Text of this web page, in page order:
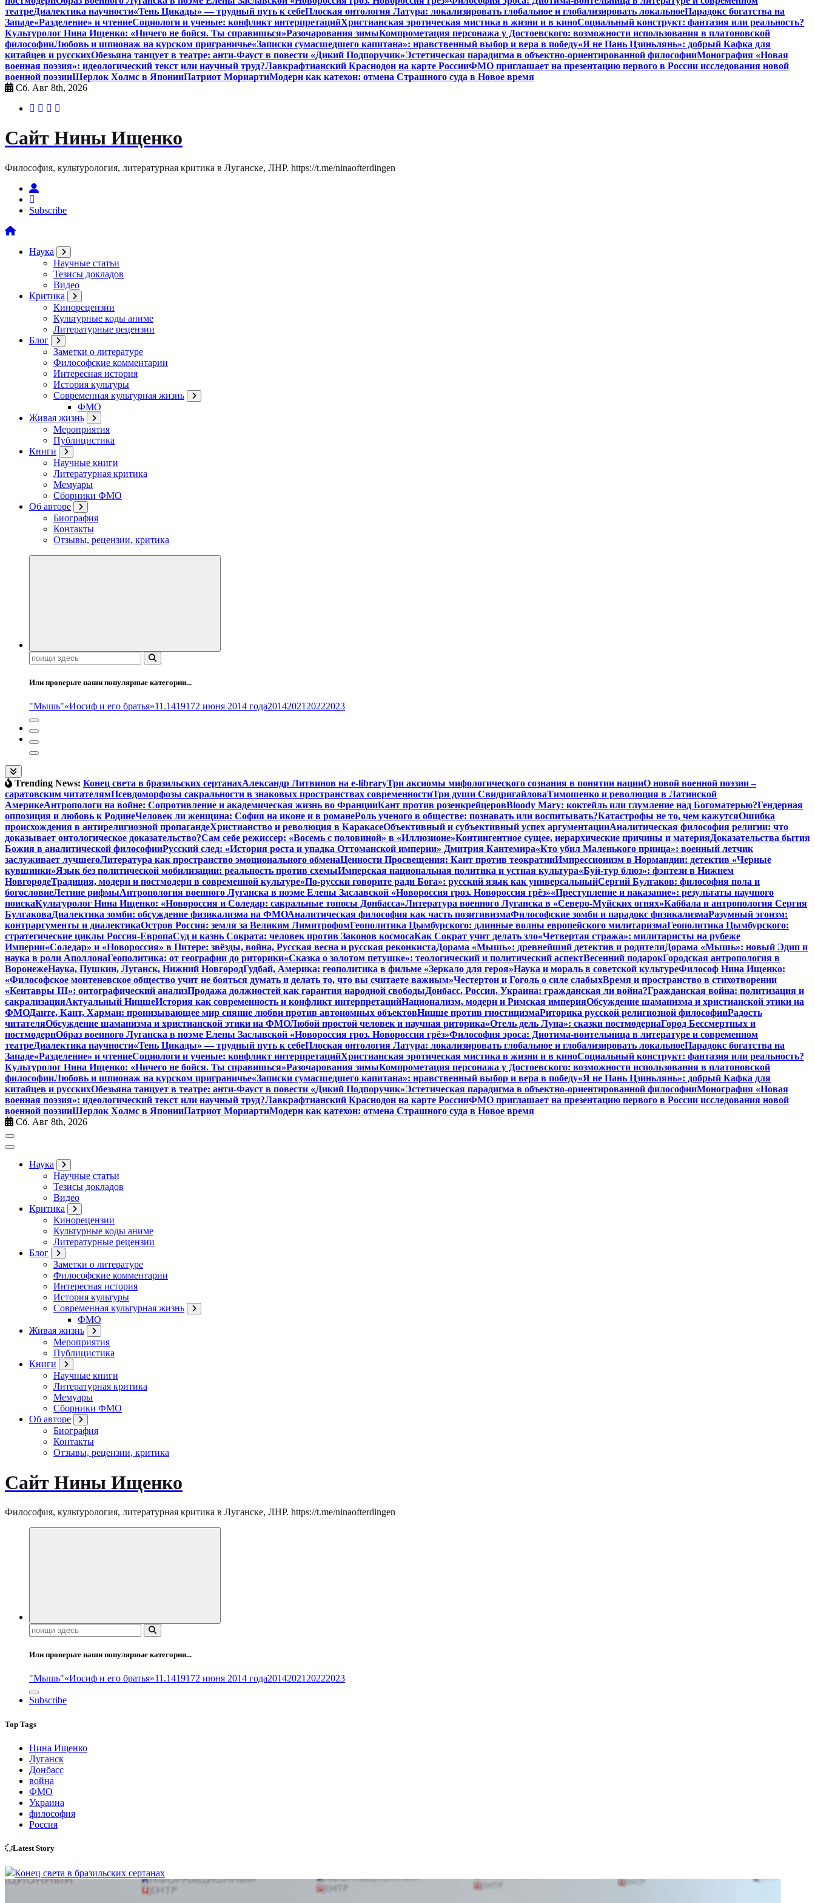
театреДиалектика научности«Тень Цикады» — трудный путь к себеПлоская онтология Латура: локализировать глобальное и глобализировать локальноеПарадокс богатства на
Западе«Разделение» и чтениеСоциологи и ученые: конфликт интерпретацийХристианская эротическая мистика в жизни и в киноСоциальный конструкт: фантазия или реальность?
Культуролог Нина Ищенко: «Ничего не бойся. Ты справишься»Разочарования зимыКомпрометация персонажа у Достоевского: возможности использования в платоновской
философииЛюбовь и шпионаж на курском приграничье«Записки сумасшедшего капитана»: нравственный выбор и вера в победу«Я не Пань Цзиньлянь»: добрый Кафка для
китайцев и русскихОбезьяна танцует в театре: анти-Фауст в повести «Дикий Подпоручик»Эстетическая парадигма в объектно-ориентированной философииМонография «Новая
военная поэзия»: идеологический текст или научный труд?Лавкрафтианский Краснодон на карте РоссииФМО приглашает на презентацию первого в России исследования новой
военной поэзииШерлок Холмс в ЯпонииПатриот МориартиМодерн как катехон: отмена Страшного суда в Новое время
Сб. Авг 8th, 2026
Сайт Нины Ищенко
Философия, культурология, литературная критика в Луганске, ЛНР. https://t.me/ninaofterdingen
Subscribe
Наука
Научные статьи
Тезисы докладов
Видео
Критика
Кинорецензии
Культурные коды аниме
Литературные рецензии
Блог
Заметки о литературе
Философские комментарии
Интересная история
История культуры
Современная культурная жизнь
ФМО
Живая жизнь
Мероприятия
Публицистика
Книги
Научные книги
Литературная критика
Мемуары
Сборники ФМО
Об авторе
Биография
Контакты
Отзывы, рецензии, критика
Поиск:
Или проверьте наши популярные категории...
"Мышь"«Иосиф и его братья»11.1419172 июня 2014 года20142021 20222023
Trending News: Конец света в бразильских сертанахАлександр Литвинов на e-libraryТри аксиомы мифологического сознания в понятии нацииО новой военной поэзии –
саратовским читателямПсевдоморфозы сакральности в знаковых пространствах современностиТри души СвидригайловаТимошенко и революция в Латинской
АмерикеАнтропологи на войне: Сопротивление и академическая жизнь во ФранцииКант против розенкрейцеровBloody Mary: коктейль или глумление над Богоматерью?Гендерная
оппозиция и любовь к РодинеЧеловек ли женщина: София на иконе и в романеРоль ученого в обществе: познавать или воспитывать?Катастрофы не то, чем кажутсяОшибка
происхождения в антирелигиозной пропагандеХристианство и революция в КаракасеОбъективный и субъективный успех аргументацииАналитическая философия религии: что
доказывает онтологическое доказательство?Сам себе режиссер: «Восемь с половиной» в «Иллюзионе»Контингентное сущее, иерархические причины и материяДоказательства бытия
Божия в аналитической философииРусский след: «История роста и упадка Оттоманской империи» Дмитрия Кантемира«Кто убил Маленького принца»: военный летчик
заслуживает лучшегоЛитература как пространство эмоционального обменаЦенности Просвещения: Кант против теократииИмпрессионизм в Нормандии: детектив «Черные
кувшинки»Язык без политической мобилизации: реальность против схемыИмперская национальная политика и устная культура«Буй-тур блюз»: фэнтези в Нижнем
НовгородеТрадиция, модерн и постмодерн в современной культуре«По-русски говорите ради Бога»: русский язык как универсальныйСергий Булгаков: философия пола и
богословиеЛетние рифмыАнтропология военного Луганска в поэме Елены Заславской «Новороссия гроз. Новороссия грёз»«Преступление и наказание»: результаты научного
поискаКультуролог Нина Ищенко: «Новороссия и Соледар: сакральные топосы Донбасса»Литература военного Луганска в «Северо-Муйских огнях»Каббала и антропология Сергия
БулгаковаДиалектика зомби: обсуждение физикализма на ФМОАналитическая философия как часть позитивизмаФилософские зомби и парадокс физикализмаРазумный эгоизм:
контраргументы и диалектикаОстров Россия: земля за Великим ЛимитрофомГеополитика Цымбурского: длинные волны европейского милитаризмаГеополитика Цымбурского:
стратегические циклы Россия-ЕвропаСуд и казнь Сократа: человек против Законов космосаКак Сократ учит делать зло«Четвертая стража»: милитаристы на рубеже
Империи«Соледар» и «Новороссия» в Питере: звёзды, война, Русская весна и русская реконкистаДорама «Мышь»: древнейший детектив и родителиДорама «Мышь»: новый Эдип и
наука в роли АполлонаГеополитика: от географии до риторики«Сказка о золотом петушке»: теологический и политический аспектВесенний подарокГородская антропология в
ВоронежеНаука, Пушкин, Луганск, Нижний НовгородГудбай, Америка: геополитика в фильме «Зеркало для героя»Наука и мораль в советской культуреФилософ Нина Ищенко:
«Философское монтеневское общество учит не бояться думать и делать то, что вы считаете важным»Честертон и Гоголь о силе слабыхВремя и пространство в стихотворении
«Кентавры III»: онтографический анализПродажа должностей как гарантия народной свободыДонбасс, Россия, Украина: гражданская ли война?Гражданская война: политизация и
сакрализацияАктуальный НицшеИстория как современность и конфликт интерпретацийНационализм, модерн и Римская империяОбсуждение шаманизма и христианской этики на
ФМОДанте, Кант, Харман: пронизывающее мир сияние любви против автономных объектовНицше против гностицизмаРиторика русской религиозной философииРадость
читателяОбсуждение шаманизма и христианской этики на ФМОЛюбой простой человек и научная риторика«Отель дель Луна»: сказки постмодернаГород Бессмертных и
постмодернОбраз военного Луганска в поэме Елены Заславской «Новороссия гроз. Новороссия грёз»Философия эроса: Диотима-воительница в литературе и современном
театреДиалектика научности«Тень Цикады» — трудный путь к себеПлоская онтология Латура: локализировать глобальное и глобализировать локальноеПарадокс богатства на
Западе«Разделение» и чтениеСоциологи и ученые: конфликт интерпретацийХристианская эротическая мистика в жизни и в киноСоциальный конструкт: фантазия или реальность?
Культуролог Нина Ищенко: «Ничего не бойся. Ты справишься»Разочарования зимыКомпрометация персонажа у Достоевского: возможности использования в платоновской
философииЛюбовь и шпионаж на курском приграничье«Записки сумасшедшего капитана»: нравственный выбор и вера в победу«Я не Пань Цзиньлянь»: добрый Кафка для
китайцев и русскихОбезьяна танцует в театре: анти-Фауст в повести «Дикий Подпоручик»Эстетическая парадигма в объектно-ориентированной философииМонография «Новая
военная поэзия»: идеологический текст или научный труд?Лавкрафтианский Краснодон на карте РоссииФМО приглашает на презентацию первого в России исследования новой
военной поэзииШерлок Холмс в ЯпонииПатриот МориартиМодерн как катехон: отмена Страшного суда в Новое время
Сб. Авг 8th, 2026
Наука
Научные статьи
Тезисы докладов
Видео
Критика
Кинорецензии
Культурные коды аниме
Литературные рецензии
Блог
Заметки о литературе
Философские комментарии
Интересная история
История культуры
Современная культурная жизнь
ФМО
Живая жизнь
Мероприятия
Публицистика
Книги
Научные книги
Литературная критика
Мемуары
Сборники ФМО
Об авторе
Биография
Контакты
Отзывы, рецензии, критика
Сайт Нины Ищенко
Философия, культурология, литературная критика в Луганске, ЛНР. https://t.me/ninaofterdingen
Поиск:
Или проверьте наши популярные категории...
"Мышь"«Иосиф и его братья»11.1419172 июня 2014 года2014202120222023
Subscribe
Top Tags
Нина Ищенко
Луганск
Донбасс
война
ФМО
Украина
философия
Россия
Latest Story
Конец света в бразильских сертанах